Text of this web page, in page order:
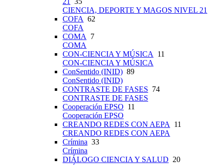
CIENCIA, DEPORTE Y MAGOS NIVEL 21
COFA 62
COFA
COMA
7
COMA
CON-CIENCIA Y MÚSICA
11
CON-CIENCIA Y MÚSICA
ConSentido (INID) 89
ConSentido (INID)
CONTRASTE DE FASES 74
CONTRASTE DE FASES
Cooperación EPSO 11
Cooperación EPSO
CREANDO REDES CON AEPA
11
CREANDO REDES CON AEPA
Crímina 33
Crímina
DIÁLOGO CIENCIA Y SALUD 20